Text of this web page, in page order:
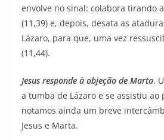
envolve no sinal: colabora tirando
(11,39) e, depois, desata as
Lázaro, para que, uma vez
(11,44).
Jesus responde à objeção de Marta.
a tumba de Lázaro e se assistiu ao
notamos ainda um breve
Jesus e Marta.